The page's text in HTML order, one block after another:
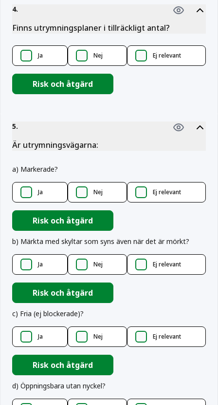
4.
Finns utrymningsplaner i tillräckligt antal?
Ja Nej Ej relevant
Risk och åtgärd
5.
Är utrymningsvägarna:
a) Markerade?
Ja Nej Ej relevant
Risk och åtgärd
b) Märkta med skyltar som syns även när det är mörkt?
Ja Nej Ej relevant
Risk och åtgärd
c) Fria (ej blockerade)?
Ja Nej Ej relevant
Risk och åtgärd
d) Öppningsbara utan nyckel?